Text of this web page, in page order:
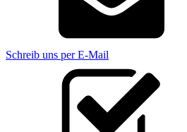
Schreib uns per E-Mail